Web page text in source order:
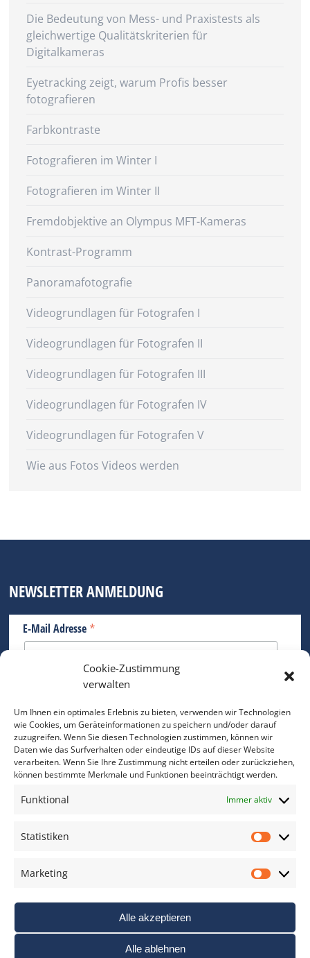
Cookie-Zustimmung
verwalten
Um Ihnen ein optimales Erlebnis zu bieten, verwenden wir Technologien
wie Cookies, um Geräteinformationen zu speichern und/oder darauf
zuzugreifen. Wenn Sie diesen Technologien zustimmen, können wir
Daten wie das Surfverhalten oder eindeutige IDs auf dieser Website
verarbeiten. Wenn Sie Ihre Zustimmung nicht erteilen oder zurückziehen,
können bestimmte Merkmale und Funktionen beeinträchtigt werden.
Funktional Immer aktiv
Statistiken
Marketing
Alle akzeptieren
Alle ablehnen
Die Bedeutung von Mess- und Praxistests als
gleichwertige Qualitätskriterien für
Digitalkameras
Eyetracking zeigt, warum Profis besser
fotografieren
Farbkontraste
Fotografieren im Winter I
Fotografieren im Winter II
Fremdobjektive an Olympus MFT-Kameras
Kontrast-Programm
Panoramafotografie
Videogrundlagen für Fotografen I
Videogrundlagen für Fotografen II
Videogrundlagen für Fotografen III
Videogrundlagen für Fotografen IV
Videogrundlagen für Fotografen V
Wie aus Fotos Videos werden
NEWSLETTER ANMELDUNG
E-Mail Adresse *
Bitte geben Sie Ihre E-Mail Adresse ein.
*